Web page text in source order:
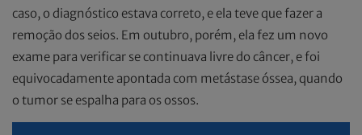
caso, o diagnóstico estava correto, e ela teve que fazer a
remoção dos seios. Em outubro, porém, ela fez um novo
exame para verificar se continuava livre do câncer, e foi
equivocadamente apontada com metástase óssea, quando
o tumor se espalha para os ossos.